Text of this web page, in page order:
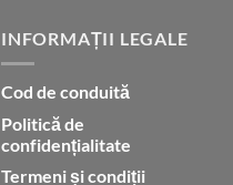
INFORMAȚII LEGALE
Cod de conduită
Politică de
confidențialitate
Termeni și condiții